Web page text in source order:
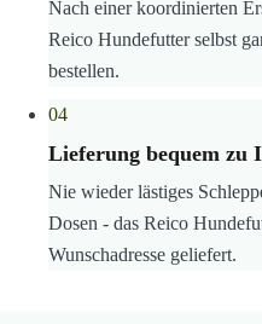
Nach einer koordinierten
Reico Hundefutter selbst
bestellen.
04
Lieferung bequem zu
Nie wieder lästiges
Dosen - das Reico
Wunschadresse geliefert.